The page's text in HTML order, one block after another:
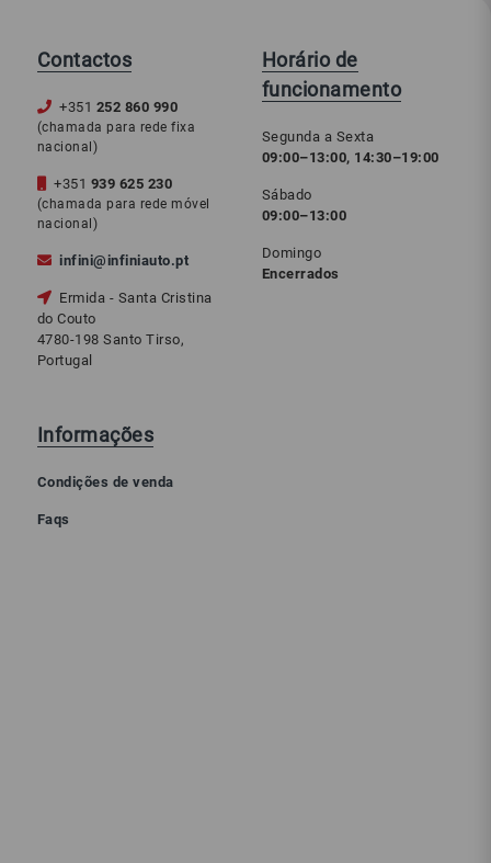
Contactos
+351 252 860 990
(chamada para rede fixa
nacional)
+351 939 625 230
(chamada para rede móvel
nacional)
infini@infiniauto.pt
Ermida - Santa Cristina
do Couto
4780-198 Santo Tirso,
Portugal
Horário de
funcionamento
Segunda a Sexta
09:00–13:00, 14:30–19:00
Sábado
09:00–13:00
Domingo
Encerrados
Informações
Condições de venda
Faqs